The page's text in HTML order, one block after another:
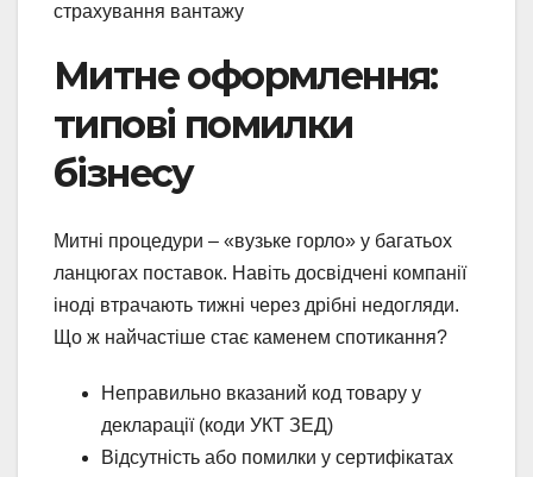
страхування вантажу
Митне оформлення:
типові помилки
бізнесу
Митні процедури – «вузьке горло» у багатьох
ланцюгах поставок. Навіть досвідчені компанії
іноді втрачають тижні через дрібні недогляди.
Що ж найчастіше стає каменем спотикання?
Неправильно вказаний код товару у
декларації (коди УКТ ЗЕД)
Відсутність або помилки у сертифікатах